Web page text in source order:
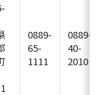
0889-
65-
1111
0889-
40-
2010